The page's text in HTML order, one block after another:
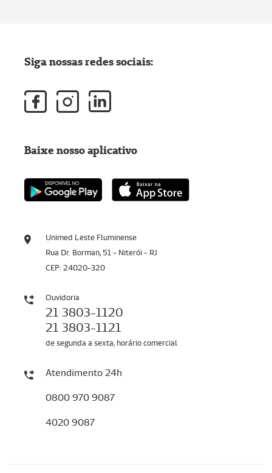
Unimed Leste Fluminense
Rua Dr. Borman, 51 - Niterói - RJ
CEP: 24020-320
Ouvidoria
21 3803-1120
21 3803-1121
de segunda a sexta, horário comercial
Atendimento 24h
0800 970 9087
4020 9087
Siga nossas redes sociais:
Baixe nosso aplicativo